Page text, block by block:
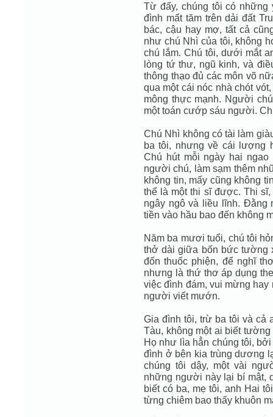
Từ đấy, chúng tôi có những
đình mất tăm trên dải đất
bác, cậu hay mợ, tất cả
như chú Nhì của tôi, không
chú lắm. Chú tôi, dưới mắt
lòng tứ thư, ngũ kinh, và
thông thạo đủ các môn võ
qua một cái nóc nhà chót
mông thực mạnh. Người
một toán cướp sáu người.
Chú Nhì không có tài làm
ba tôi, nhưng về cái lượng
Chú hút mỗi ngày hai
người chú, làm sạm thêm
không tin, mấy cũng không
thể là một thi sĩ được. Thi
ngây ngô và liều lĩnh. Đằng
tiền vào hầu bao đến không
Năm ba mươi tuổi, chú tôi
thở dài giữa bốn bức tường
đốn thuốc phiện, để nghĩ
nhưng là thứ thơ áp dụng
việc đình đám, vui mừng hay
người viết mướn.
Gia đình tôi, trừ ba tôi và cả
Tàu, không một ai biết
Họ như lìa hẳn chúng tôi,
đình ở bên kia trùng dương
chúng tôi dậy, một vài
những người này lại bí mật,
biết có ba, mẹ tôi, anh Hai
từng chiêm bao thấy khuôn